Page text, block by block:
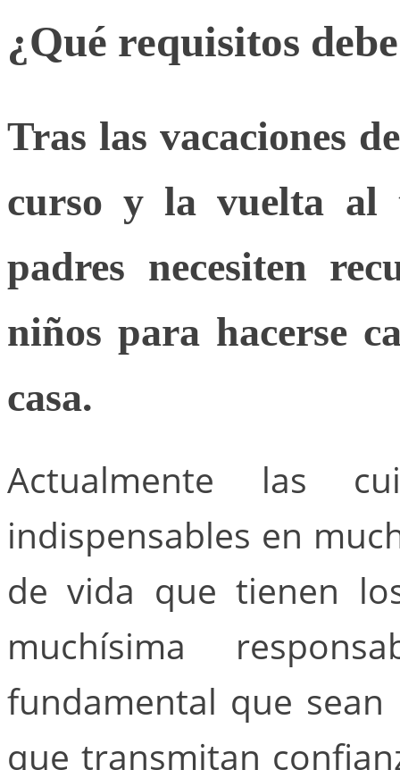
¿Qué requisitos
Tras las vacaciones
curso y la vuelta al
padres necesiten
niños para hacerse
casa.
Actualmente las
indispensables en
de vida que tienen
muchísima
fundamental que
que transmitan